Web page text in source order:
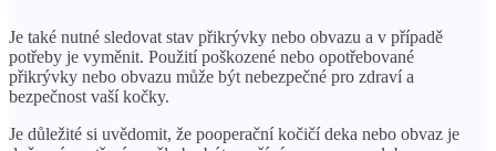
Je také nutné sledovat stav přikrývky nebo obvazu a v případě
potřeby je vyměnit. Použití poškozené nebo opotřebované
přikrývky nebo obvazu může být nebezpečné pro zdraví a
bezpečnost vaší kočky.
Je důležité si uvědomit, že pooperační kočičí deka nebo obvaz je